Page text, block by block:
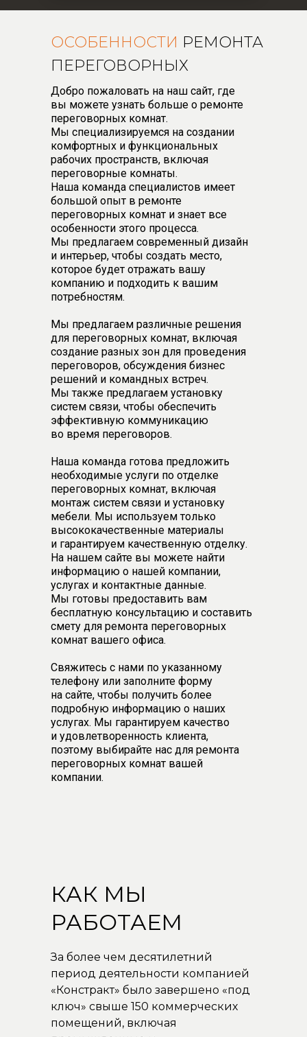
ОСОБЕННОСТИ РЕМОНТА
ПЕРЕГОВОРНЫХ
Добро пожаловать на наш сайт, где
вы можете узнать больше о ремонте
переговорных комнат.
Мы специализируемся на создании
комфортных и функциональных
рабочих пространств, включая
переговорные комнаты.
Наша команда специалистов имеет
большой опыт в ремонте
переговорных комнат и знает все
особенности этого процесса.
Мы предлагаем современный дизайн
и интерьер, чтобы создать место,
которое будет отражать вашу
компанию и подходить к вашим
потребностям.
Мы предлагаем различные решения
для переговорных комнат, включая
создание разных зон для проведения
переговоров, обсуждения бизнес
решений и командных встреч.
Мы также предлагаем установку
систем связи, чтобы обеспечить
эффективную коммуникацию
во время переговоров.
Наша команда готова предложить
необходимые услуги по отделке
переговорных комнат, включая
монтаж систем связи и установку
мебели. Мы используем только
высококачественные материалы
и гарантируем качественную отделку.
На нашем сайте вы можете найти
информацию о нашей компании,
услугах и контактные данные.
Мы готовы предоставить вам
бесплатную консультацию и составить
смету для ремонта переговорных
комнат вашего офиса.
Свяжитесь с нами по указанному
телефону или заполните форму
на сайте, чтобы получить более
подробную информацию о наших
услугах. Мы гарантируем качество
и удовлетворенность клиента,
поэтому выбирайте нас для ремонта
переговорных комнат вашей
компании.
За более чем десятилетний
период деятельности компанией
«Констракт» было завершено «под
ключ» свыше 150 коммерческих
помещений, включая
КАК МЫ
РАБОТАЕМ